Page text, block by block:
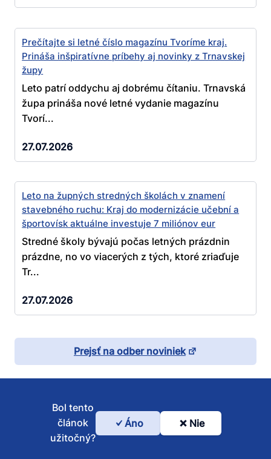
Prečítajte si letné číslo magazínu Tvoríme kraj.
Prináša inšpiratívne príbehy aj novinky z Trnavskej
župy
Leto patrí oddychu aj dobrému čítaniu. Trnavská
župa prináša nové letné vydanie magazínu
Tvorí...
27.07.2026
Leto na župných stredných školách v znamení
stavebného ruchu: Kraj do modernizácie učební a
športovísk aktuálne investuje 7 miliónov eur
Stredné školy bývajú počas letných prázdnin
prázdne, no vo viacerých z tých, ktoré zriaďuje
Tr...
27.07.2026
Prejsť na odber noviniek
Bol
Bol tento
článok
užitočný?
Áno Nie